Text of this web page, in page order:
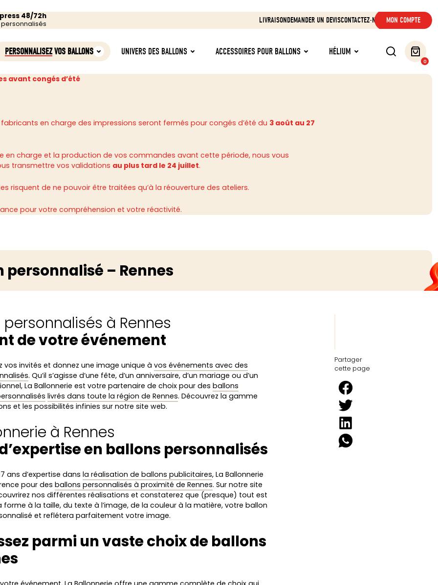
48/72h LIVRAISONDEMANDER UN DEVISCONTACTEZ-NOUS MON COMPTE
PERSONNALISEZVOS BALLONS UNIVERS DES BALLONS ACCESSOIRES POUR BALLONS HÉLIUM
0
avant congés d’été
en charge des impressions seront fermés pour congés d’été du 3 août au 27
en charge et la production de vos commandes avant cette période, nous vous
transmettre vos validations au plus tard le 24 juillet.
risquent de ne pouvoir être traitées qu’à la réouverture des ateliers.
pour votre compréhension et votre réactivité.
personnalisé – Rennes
personnalisés à Rennes
de votre événement
vos invités et donnez une image unique à vos événements avec des
. Qu’il s’agisse d’une fête, d’un anniversaire, d’un mariage ou d’un
La Ballonnerie est votre partenaire de choix pour des ballons
livrés dans toute la région de Rennes. Découvrez la gamme
et les possibilités infinies sur notre site web.
à Rennes
d’expertise en ballons personnalisés
ans d’expertise dans la réalisation de ballons publicitaires, La Ballonnerie
pour des ballons personnalisés à proximité de Rennes. Sur notre site
nos différentes réalisations et constaterez que (presque) tout est
forme à la taille, du texte à l’image, de la couleur à la matière, votre ballon
et reflétera parfaitement votre image.
parmi un vaste choix de ballons
Partager
cette page